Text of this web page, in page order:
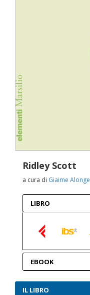
Ridley Scott
a cura di Giaime Alonge
LIBRO
EBOOK
IL LIBRO